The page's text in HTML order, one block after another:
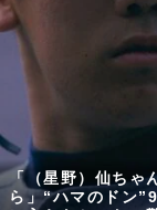
「（星野）仙ちゃ
ら」“ハマのドン